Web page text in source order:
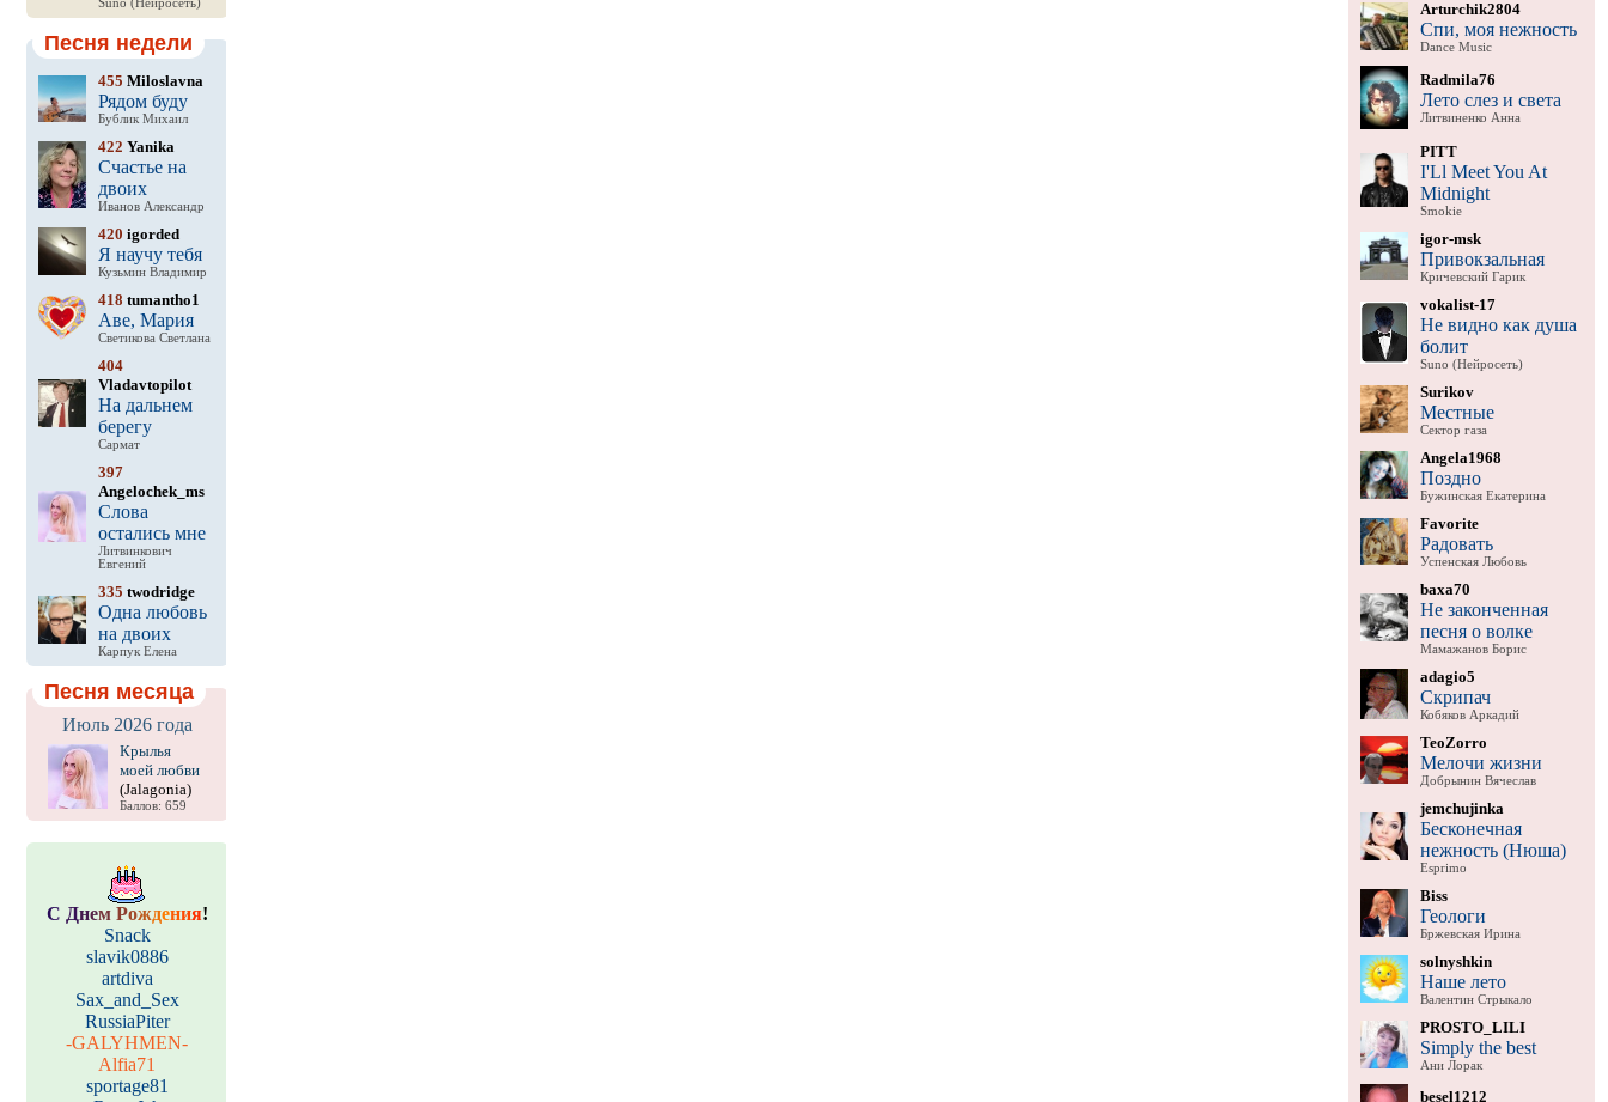
Suno (Нейросеть)
Песня недели
455 Miloslavna
Рядом буду
Бублик Михаил
422 Yanika
Счастье на
двоих
Иванов Александр
420 igorded
Я научу тебя
Кузьмин Владимир
418 tumantho1
Аве, Мария
Светикова Светлана
404
Vladavtopilot
На дальнем
берегу
Сармат
397
Angelochek_ms
Слова
остались мне
Литвинкович
Евгений
335 twodridge
Одна любовь
на двоих
Карпук Елена
Песня месяца
Июль 2026 года
Крылья
моей любви
(Jalagonia)
Баллов: 659
С Днем Рождения!
Snack
slavik0886
artdiva
Sax_and_Sex
RussiaPiter
-GALYHMEN-
Alfia71
sportage81
Arturchik2804
Спи, моя нежность
Dance Music
Radmila76
Лето слез и света
Литвиненко Анна
PITT
I'Ll Meet You At
Midnight
Smokie
igor-msk
Привокзальная
Кричевский Гарик
vokalist-17
Не видно как душа
болит
Suno (Нейросеть)
Surikov
Местные
Сектор газа
Angela1968
Поздно
Бужинская Екатерина
Favorite
Радовать
Успенская Любовь
baxa70
Не законченная
песня о волке
Мамажанов Борис
adagio5
Скрипач
Кобяков Аркадий
TeoZorro
Мелочи жизни
Добрынин Вячеслав
jemchujinka
Бесконечная
нежность (Нюша)
Esprimo
Biss
Геологи
Бржевская Ирина
solnyshkin
Наше лето
Валентин Стрыкало
PROSTO_LILI
Simply the best
Ани Лорак
besel1212